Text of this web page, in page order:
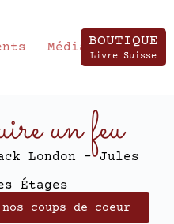
Média BOUTIQUE
Livre Suisse
un feu
London - Jules
Étages
coups de coeur